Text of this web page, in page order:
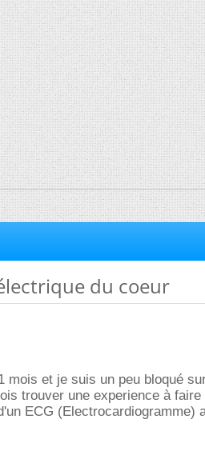
du coeur
mois et je suis un peu bloqué
trouver une experience à
ECG (Electrocardiogramme)